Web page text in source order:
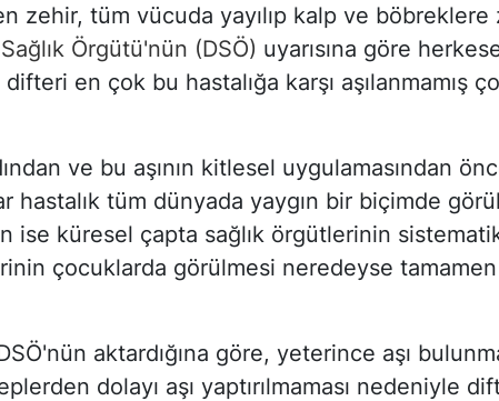
zehir, tüm vücuda yayılıp kalp ve böbreklere
Örgütü'nün (DSÖ) uyarısına göre
en çok bu hastalığa karşı aşılanmamış
ve bu aşının kitlesel uygulamasından
hastalık tüm dünyada yaygın bir biçimde
ise küresel çapta sağlık örgütlerinin
çocuklarda görülmesi neredeyse
aktardığına göre, yeterince aşı
dolayı aşı yaptırılmaması nedeniyle